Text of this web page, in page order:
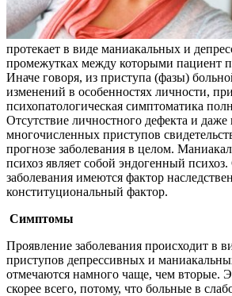
протекает в виде маниакальных и
промежутках между которыми пациент
Иначе говоря, из приступа (фазы)
изменений в особенностях личности,
психопатологическая симптоматика
Отсутствие личностного дефекта и даже
многочисленных приступов
прогнозе заболевания в целом.
психоз являет собой эндогенный
заболевания имеются фактор
конституциональный фактор.
Симптомы
Проявление заболевания происходит в
приступов депрессивных и
отмечаются намного чаще, чем вторые.
скорее всего, потому, что больные в